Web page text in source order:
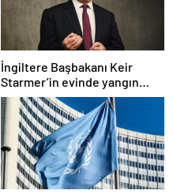
İngiltere Başbakanı Keir
Starmer’in evinde yangın
çıktı